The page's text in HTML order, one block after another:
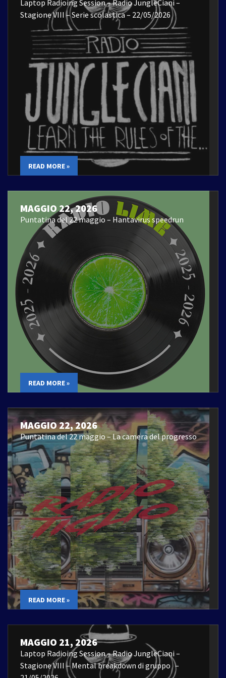
Laptop Radioing Session – Radio JungleCiani –
Stagione VIII – Serie scolastica – 22/05/2026
READ MORE »
MAGGIO 22, 2026
Puntatina del 22 maggio – Hantavirus speedrun
READ MORE »
MAGGIO 22, 2026
Puntatina del 22 maggio – La camera del progresso
READ MORE »
MAGGIO 21, 2026
Laptop Radioing Session – Radio JungleCiani –
Stagione VIII – Mental breakdown di gruppo –